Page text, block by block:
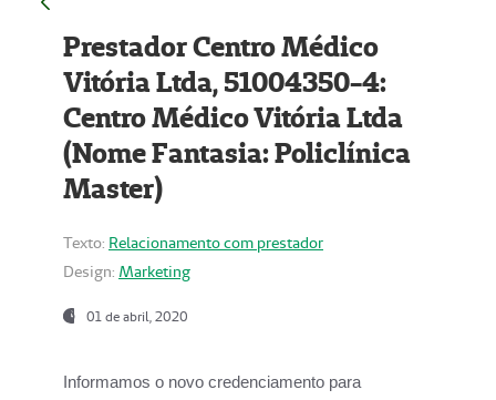
Prestador Centro Médico
Vitória Ltda, 51004350-4:
Centro Médico Vitória Ltda
(Nome Fantasia: Policlínica
Master)
Texto: Relacionamento com prestador
Design: Marketing
01 de abril, 2020
Informamos o novo credenciamento para